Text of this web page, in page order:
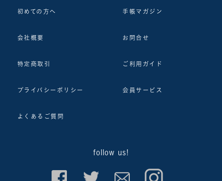
初めての方へ 手帳マガジン
会社概要 お問合せ
特定商取引 ご利用ガイド
プライバシーポリシー 会員サービス
よくあるご質問
follow us!